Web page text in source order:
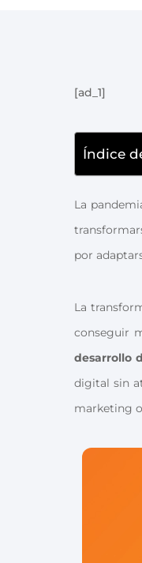
[ad_1]
Índice
La
por
La
conseguir
desarrollo
digital sin
marketing